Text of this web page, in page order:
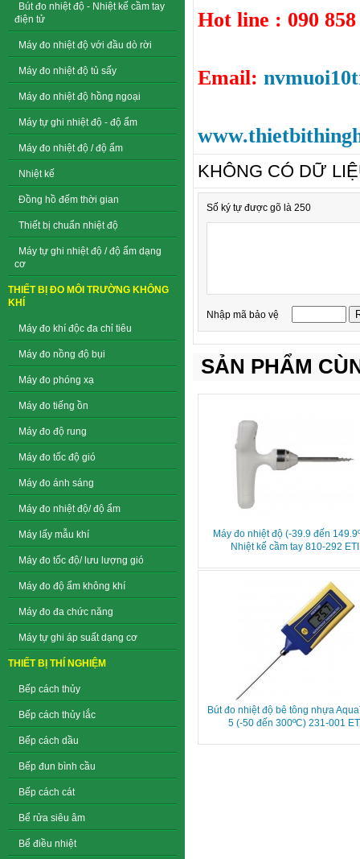
Bút đo nhiệt độ - Nhiệt kế cầm tay
điện tử
Máy đo nhiệt độ với đầu dò rời
Máy đo nhiệt độ tủ sấy
Máy đo nhiệt độ hồng ngoại
Máy tự ghi nhiệt độ - độ ẩm
Máy đo nhiệt độ / độ ẩm
Nhiệt kế
Đồng hồ đếm thời gian
Thiết bị chuẩn nhiệt độ
Máy tự ghi nhiệt độ / độ ẩm dạng
cơ
THIẾT BỊ ĐO MÔI TRƯỜNG KHÔNG
KHÍ
Máy đo khí độc đa chỉ tiêu
Máy đo nồng độ bụi
Máy đo phóng xạ
Máy đo tiếng ồn
Máy đo độ rung
Máy đo tốc độ gió
Máy đo ánh sáng
Máy đo nhiệt độ/ độ ẩm
Máy lấy mẫu khí
Máy đo tốc độ/ lưu lượng gió
Máy đo độ ẩm không khí
Máy đo đa chức năng
Máy tự ghi áp suất dạng cơ
THIẾT BỊ THÍ NGHIỆM
Bếp cách thủy
Bếp cách thủy lắc
Bếp cách dầu
Bếp đun bình cầu
Bếp cách cát
Bể rửa siêu âm
Bể điều nhiệt
Hot line : 090 858
Email:
KHÔNG CÓ DỮ
Số ký tự được gõ là 250
Nhập mã bảo vệ
SẢN PHẨM
Máy đo nhiệt độ (-39.9 đến
Nhiệt kế cầm tay 810-292 ETI
Bút đo nhiệt độ bê tông nhựa
5 (-50 đến 300ºC) 231-001